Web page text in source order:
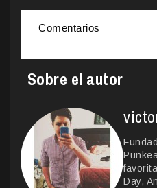
Comentarios
Sobre el autor
Day,